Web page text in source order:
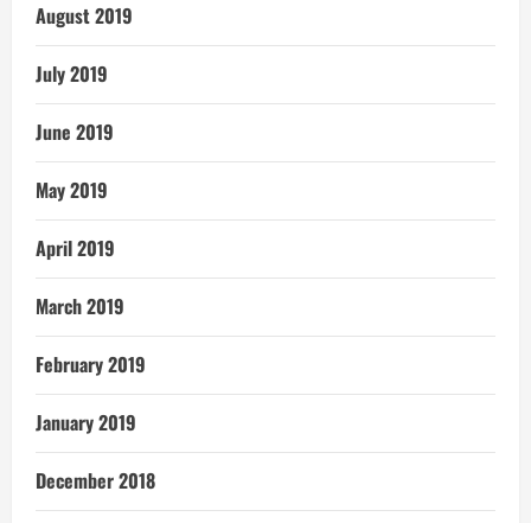
August 2019
July 2019
June 2019
May 2019
April 2019
March 2019
February 2019
January 2019
December 2018